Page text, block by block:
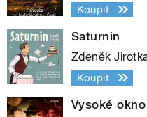
Koupit
Saturnin
Zdeněk
Koupit
Vysoké okno